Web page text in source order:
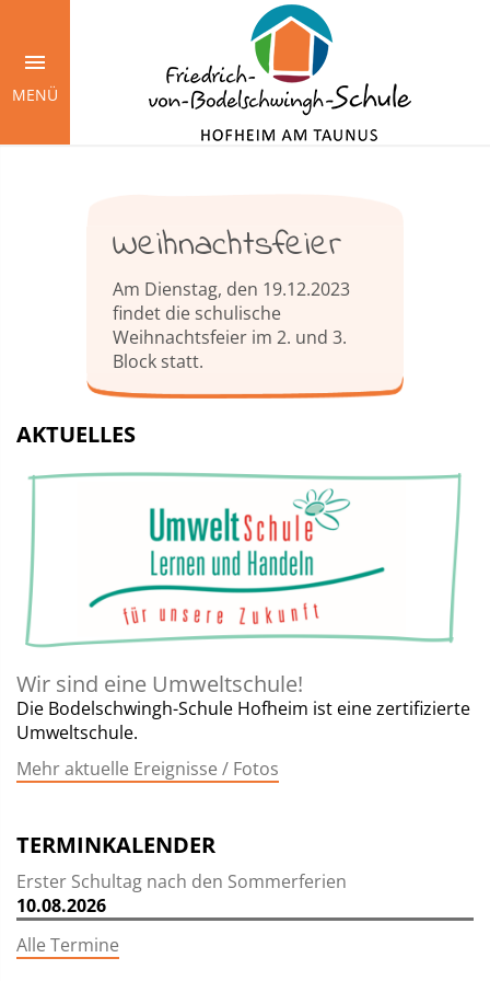
Inhalt
MENÜ
Weihnachtsfeier
Am Dienstag, den 19.12.2023
findet die schulische
Weihnachtsfeier im 2. und 3.
Block statt.
AKTUELLES
Wir sind eine Umweltschule!
Die Bodelschwingh-Schule Hofheim ist eine zertifizierte
Umweltschule.
Mehr aktuelle Ereignisse / Fotos
TERMINKALENDER
Erster Schultag nach den Sommerferien
10.08.2026
Alle Termine